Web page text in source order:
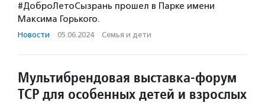
#ДоброЛетоСызрань прошел в Парке имени
Максима Горького.
Новости · 05.06.2024 · Семья и дети
Мультибрендовая выставка-форум
ТСР для особенных детей и взрослых